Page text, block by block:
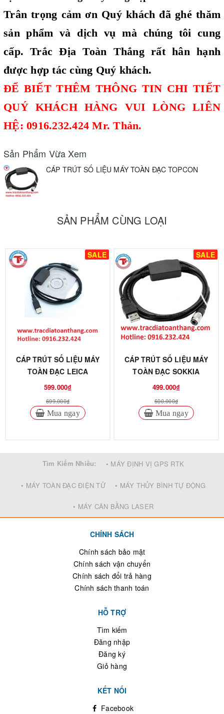
Trân trọng cảm ơn Quý khách đã ghé thăm
sản phẩm và dịch vụ mà chúng tôi cung
cấp. Trắc Địa Toàn Thắng rất hân hạnh
được hợp tác cùng Quý khách.
ĐỂ BIẾT THÊM THÔNG TIN CHI TIẾT
QUÝ KHÁCH HÀNG VUI LÒNG LIÊN
HỆ: 0916.232.424 Mr. Thản.
Sản Phẩm Vừa Xem
CÁP TRÚT SỐ LIỆU MÁY TOÀN ĐẠC TOPCON
SẢN PHẨM CÙNG LOẠI
SALE
CÁP TRÚT SỐ LIỆU MÁY
TOÀN ĐẠC LEICA
599.000₫
699.000₫
Mua ngay
SALE
CÁP TRÚT SỐ LIỆU MÁY
TOÀN ĐẠC SOKKIA
499.000₫
600.000₫
Mua ngay
Tìm Kiếm Nhiều: • MÁY ĐỊNH VỊ GPS RTK
• MÁY TOÀN ĐẠC ĐIỆN TỬ • MÁY THỦY BÌNH TỰ ĐỘNG
• MÁY CÂN BẰNG LASER
CHÍNH SÁCH
Chính sách bảo mật
Chính sách vận chuyển
Chính sách đổi trả hàng
Chính sách thanh toán
HỖ TRỢ
Tìm kiếm
Đăng nhập
Đăng ký
Giỏ hàng
KẾT NỐI
Facebook